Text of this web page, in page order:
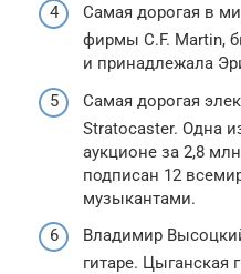
Самая дорогая в
фирмы C.F. Martin,
и принадлежала
Самая дорогая
Stratocaster. Одна
аукционе за 2,8
подписан 12
музыкантами.
Владимир
гитаре. Цыганская